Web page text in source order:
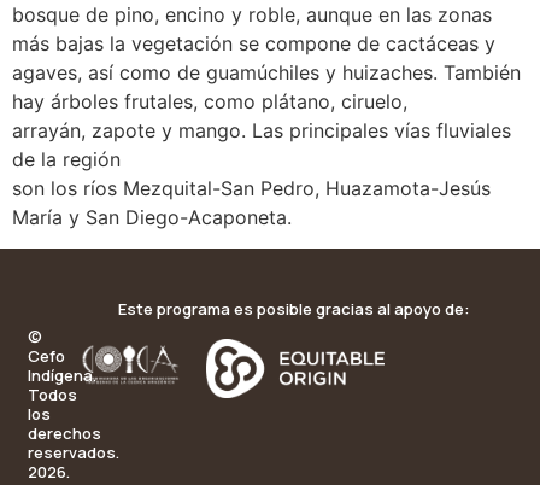
bosque de pino, encino y roble, aunque en las zonas
más bajas la vegetación se compone de cactáceas y
agaves, así como de guamúchiles y huizaches. También
hay árboles frutales, como plátano, ciruelo,
arrayán, zapote y mango. Las principales vías fluviales
de la región
son los ríos Mezquital-San Pedro, Huazamota-Jesús
María y San Diego-Acaponeta.
©
Cefo
Indígena.
Todos
los
derechos
reservados.
2026.
Este programa es posible gracias al apoyo de: